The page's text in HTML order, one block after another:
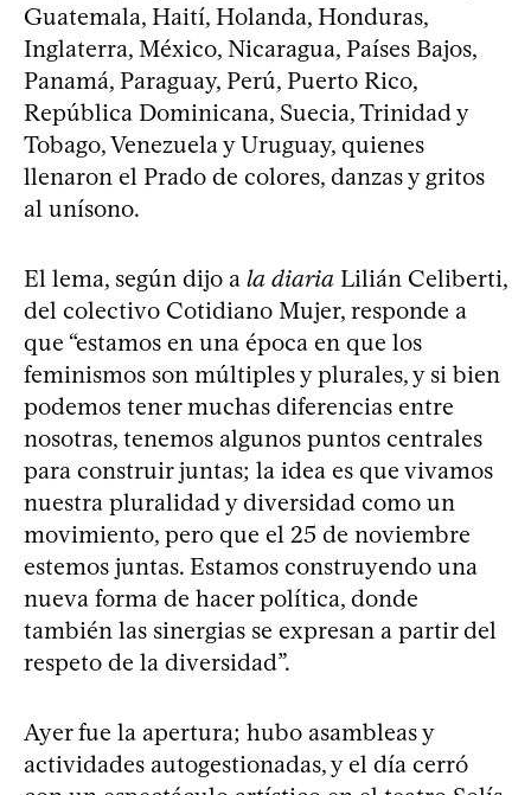
Guatemala, Haití, Holanda, Honduras,
Inglaterra, México, Nicaragua, Países Bajos,
Panamá, Paraguay, Perú, Puerto Rico,
República Dominicana, Suecia, Trinidad y
Tobago, Venezuela y Uruguay, quienes
llenaron el Prado de colores, danzas y gritos
al unísono.
El lema, según dijo a la diaria Lilián Celiberti,
del colectivo Cotidiano Mujer, responde a
que “estamos en una época en que los
feminismos son múltiples y plurales, y si bien
podemos tener muchas diferencias entre
nosotras, tenemos algunos puntos centrales
para construir juntas; la idea es que vivamos
nuestra pluralidad y diversidad como un
movimiento, pero que el 25 de noviembre
estemos juntas. Estamos construyendo una
nueva forma de hacer política, donde
también las sinergias se expresan a partir del
respeto de la diversidad”.
Ayer fue la apertura; hubo asambleas y
actividades autogestionadas, y el día cerró